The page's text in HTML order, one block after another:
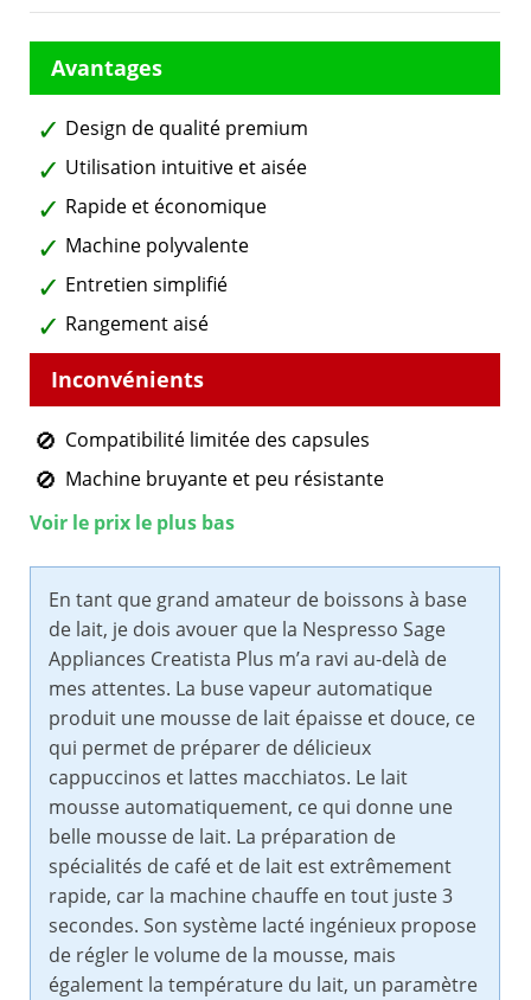
Design de qualité premium
Utilisation intuitive et aisée
Rapide et économique
Machine polyvalente
Entretien simplifié
Rangement aisé
Compatibilité limitée des capsules
Machine bruyante et peu résistante
Voir le prix le plus bas
En tant que grand amateur de boissons à base
de lait, je dois avouer que la Nespresso Sage
Appliances Creatista Plus m’a ravi au-delà de
mes attentes. La buse vapeur automatique
produit une mousse de lait épaisse et douce, ce
qui permet de préparer de délicieux
cappuccinos et lattes macchiatos. Le lait
mousse automatiquement, ce qui donne une
belle mousse de lait. La préparation de
spécialités de café et de lait est extrêmement
rapide, car la machine chauffe en tout juste 3
secondes. Son système lacté ingénieux propose
de régler le volume de la mousse, mais
également la température du lait, un paramètre